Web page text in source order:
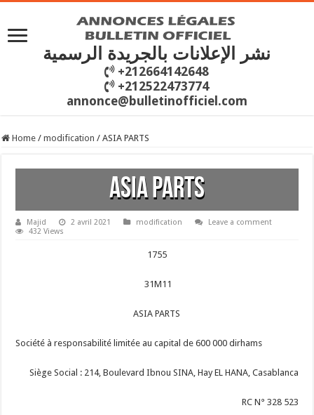
نشر الإعلانات بالجريدة الرسمية
+212664142648
+212522473774
annonce@bulletinofficiel.com
Home / modification / ASIA PARTS
ASIA PARTS
Majid 2 avril 2021 modification
Leave a comment
432 Views
1755
31M11
ASIA PARTS
Société à responsabilité limitée au capital de 600 000 dirhams
Siège Social : 214, Boulevard Ibnou SINA, Hay EL HANA, Casablanca
RC N° 328 523